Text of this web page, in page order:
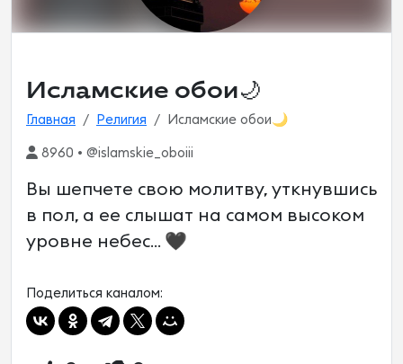
Исламские обои🌙
Главная Религия Исламские обои🌙
8960 • @islamskie_oboiii
Вы шепчете свою молитву, уткнувшись
в пол, а ее слышат на самом высоком
уровне небес... 🖤
Поделиться каналом: